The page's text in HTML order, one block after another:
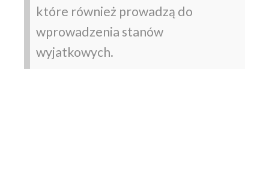
które również prowadzą do
wprowadzenia stanów
wyjatkowych.